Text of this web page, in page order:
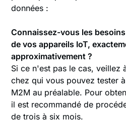
données :
Connaissez-vous les
de vos appareils IoT,
approximativement ?
Si ce n'est pas le cas, veillez
chez qui vous pouvez tester
M2M au préalable. Pour
il est recommandé de
de trois à six mois.